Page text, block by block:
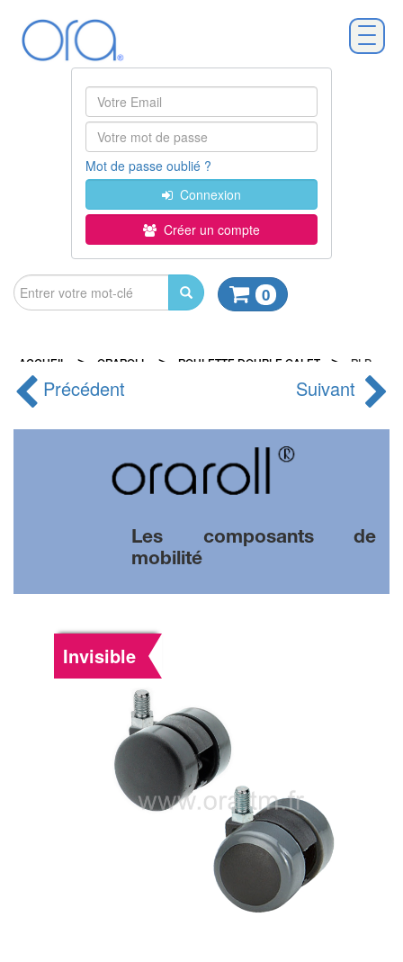
Mot de passe oublié ?
Connexion
Créer un compte
0
ACCUEIL > ORAROLL > ROULETTE DOUBLE GALET > RLP
Précédent Suivant
Les composants de
mobilité
Invisible